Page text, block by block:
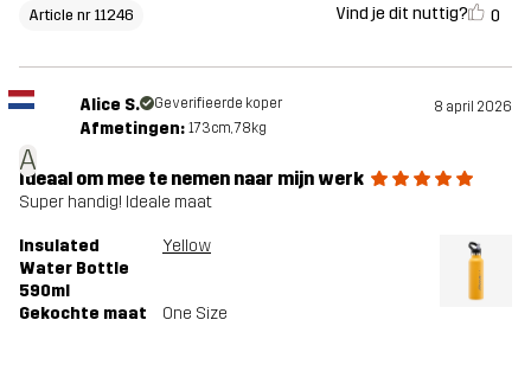
Article nr 11246 Vind je dit nuttig? 0
A
Alice S. Geverifieerde koper 8 april 2026
Afmetingen: 173cm, 78kg
Ideaal om mee te nemen naar mijn werk
Super handig! Ideale maat
Insulated
Water Bottle
590ml
Yellow
Gekochte maat One Size